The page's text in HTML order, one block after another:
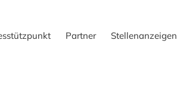
Partner Stellenanzeigen